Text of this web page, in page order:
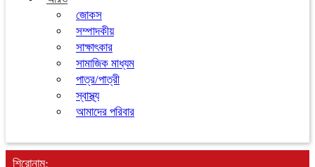
জোকস
সম্পাদকীয়
সাক্ষাৎকার
সামাজিক মাধ্যম
পাত্র/পাত্রী
স্বাস্থ্য
আমাদের পরিবার
শিরোনাম: